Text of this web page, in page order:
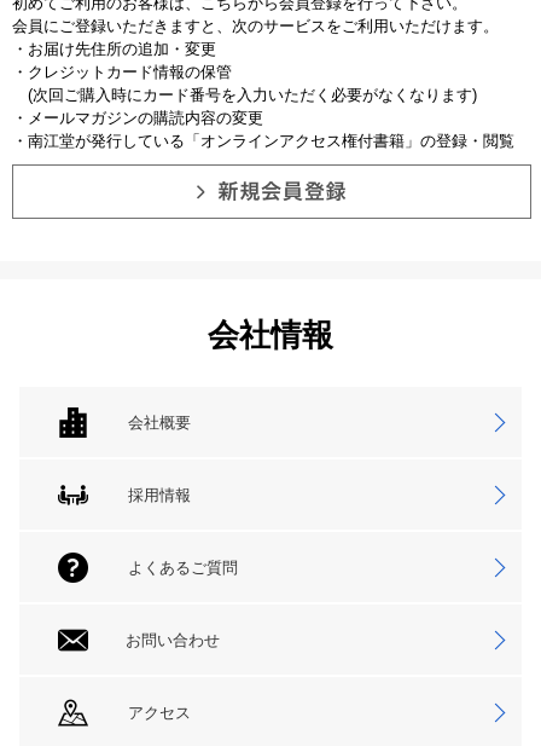
会員にご登録いただきますと、次のサービスをご利用いただけます。
・お届け先住所の追加・変更
・クレジットカード情報の保管
(次回ご購入時にカード番号を入力いただく必要がなくなります)
・メールマガジンの購読内容の変更
・南江堂が発行している「オンラインアクセス権付書籍」の登録・閲覧
会社情報
会社概要
採用情報
よくあるご質問
お問い合わせ
アクセス